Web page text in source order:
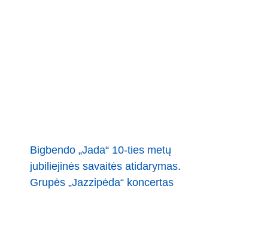
Bigbendo „Jada“ 10-ties metų
jubiliejinės savaitės atidarymas.
Grupės „Jazzipėda“ koncertas